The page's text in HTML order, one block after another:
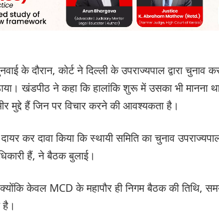
के दौरान, कोर्ट ने दिल्ली के उपराज्यपाल द्वारा चुनाव
खंडपीठ ने कहा कि हालांकि शुरू में उसका भी मानना
मुद्दे हैं जिन पर विचार करने की आवश्यकता है।
दायर कर दावा किया कि स्थायी समिति का चुनाव
हैं, ने बैठक बुलाई।
केवल MCD के महापौर ही निगम बैठक की तिथि,
है।